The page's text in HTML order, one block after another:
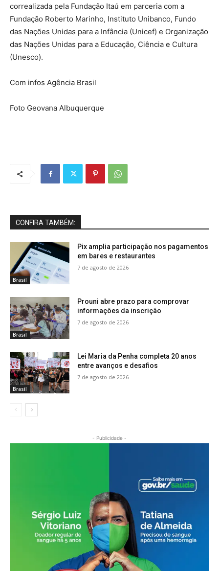
correalizada pela Fundação Itaú em parceria com a
⁠Fundação Roberto Marinho, ⁠Instituto Unibanco, Fundo
das Nações Unidas para a Infância (Unicef) e Organização
das Nações Unidas para a Educação, Ciência e Cultura
(Unesco).
Com infos Agência Brasil
Foto Geovana Albuquerque
CONFIRA TAMBÉM:
Brasil
Pix amplia participação nos pagamentos
em bares e restaurantes
7 de agosto de 2026
Brasil
Prouni abre prazo para comprovar
informações da inscrição
7 de agosto de 2026
Brasil
Lei Maria da Penha completa 20 anos
entre avanços e desafios
7 de agosto de 2026
- Publicidade -